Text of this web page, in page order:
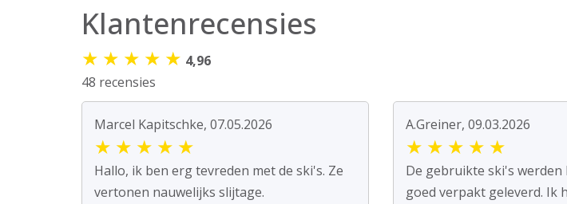
Klantenrecensies
★ ★ ★ ★ ★ 4,96
48 recensies
Marcel Kapitschke, 07.05.2026
★ ★ ★ ★ ★
Hallo, ik ben erg tevreden met de ski's. Ze
vertonen nauwelijks slijtage.
A.Greiner, 09.03.2026
★ ★ ★ ★ ★
De gebruikte ski's werden
goed verpakt geleverd. Ik